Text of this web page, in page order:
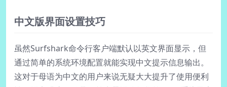
中文版界面设置技巧
虽然Surfshark命令行客户端默认以英文界面显示，但
通过简单的系统环境配置就能实现中文提示信息输出。
这对于母语为中文的用户来说无疑大大提升了使用便利